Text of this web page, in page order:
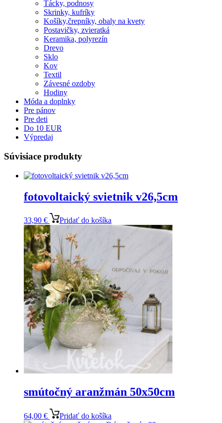
Tácky, podnosy
Skrinky, kufríky
Košíky,črepníky, obaly na kvety
Postavičky, zvieratká
Keramika, polyrezín
Drevo
Sklo
Kov
Textil
Závesné ozdoby
Hodiny
Móda a doplnky
Pre pánov
Pre deti
Do 10 EUR
Výpredaj
Súvisiace produkty
fotovoltaický svietnik v26,5cm
33,90 € Pridať do košíka
smútočný aranžmán 50x50cm
64,00 € Pridať do košíka